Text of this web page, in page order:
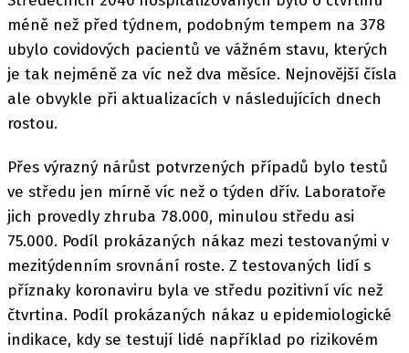
méně než před týdnem, podobným tempem na 378
ubylo covidových pacientů ve vážném stavu, kterých
je tak nejméně za víc než dva měsíce. Nejnovější čísla
ale obvykle při aktualizacích v následujících dnech
rostou.
Přes výrazný nárůst potvrzených případů bylo testů
ve středu jen mírně víc než o týden dřív. Laboratoře
jich provedly zhruba 78.000, minulou středu asi
75.000. Podíl prokázaných nákaz mezi testovanými v
mezitýdenním srovnání roste. Z testovaných lidí s
příznaky koronaviru byla ve středu pozitivní víc než
čtvrtina. Podíl prokázaných nákaz u epidemiologické
indikace, kdy se testují lidé například po rizikovém